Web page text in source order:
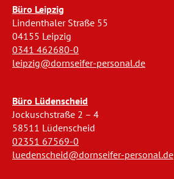
Büro Leipzig
Lindenthaler Straße 55
04155 Leipzig
0341 462680-0
leipzig@dornseifer-personal.de
Büro Lüdenscheid
Jockuschstraße 2 – 4
58511 Lüdenscheid
02351 67569-0
luedenscheid@dornseifer-personal.de